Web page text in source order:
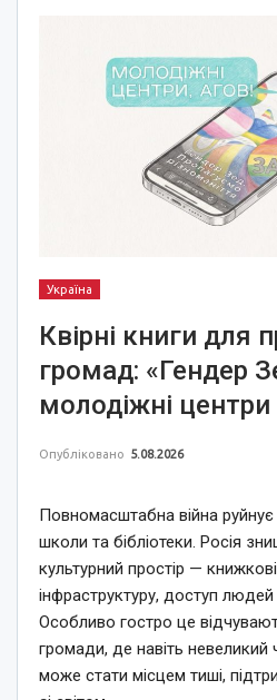
Україна
Квірні книги для
громад: «Гендер
молодіжні центри
Опубліковано 5.08.2026
Повномасштабна війна
школи та бібліотеки. Росія
культурний простір —
інфраструктуру, доступ людей
Особливо гостро це
громади, де навіть невеликий
може стати місцем тиші,